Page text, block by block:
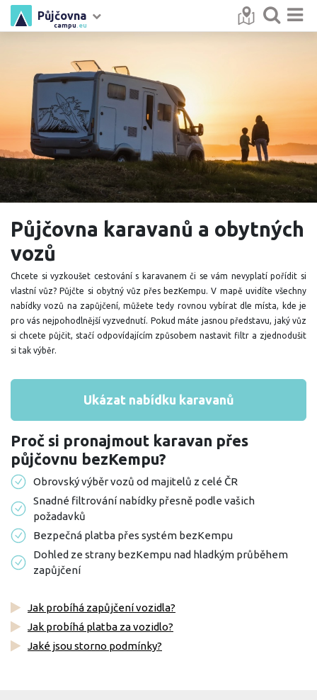
campu .eu
Půjčovna
Půjčovna karavanů a obytných
vozů
Chcete si vyzkoušet cestování s karavanem či se vám nevyplatí pořídit si
vlastní vůz? Půjčte si obytný vůz přes bezKempu. V mapě uvidíte všechny
nabídky vozů na zapůjčení, můžete tedy rovnou vybírat dle místa, kde je
pro vás nejpohodlnější vyzvednutí. Pokud máte jasnou představu, jaký vůz
si chcete půjčit, stačí odpovídajícím způsobem nastavit filtr a zjednodušit
si tak výběr.
Ukázat nabídku karavanů
Proč si pronajmout karavan přes
půjčovnu bezKempu?
Obrovský výběr vozů od majitelů z celé ČR
Snadné filtrování nabídky přesně podle vašich
požadavků
Bezpečná platba přes systém bezKempu
Dohled ze strany bezKempu nad hladkým průběhem
zapůjčení
Jak probíhá zapůjčení vozidla?
Jak probíhá platba za vozidlo?
Jaké jsou storno podmínky?